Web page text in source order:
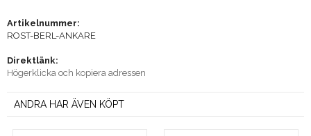
Artikelnummer:
ROST-BERL-ANKARE
Direktlänk:
Högerklicka och kopiera adressen
ANDRA HAR ÄVEN KÖPT